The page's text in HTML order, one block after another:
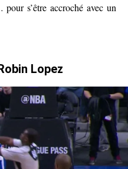
s’être accroché avec un
Lopez